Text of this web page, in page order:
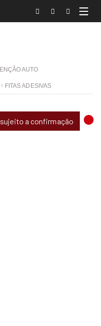
AUTO
FITAS ADESIVAS
a confirmação